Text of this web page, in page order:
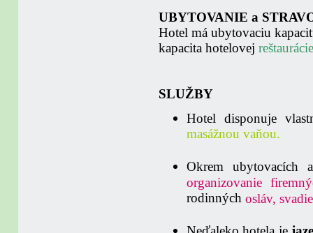
UBYTOVANIE a
Hotel má ubytovaciu
kapacita hotelovej reštaurácie
SLUŽBY
Hotel disponuje
masážnou vaňou.
Okrem ubytovacích
organizovanie
rodinných osláv,